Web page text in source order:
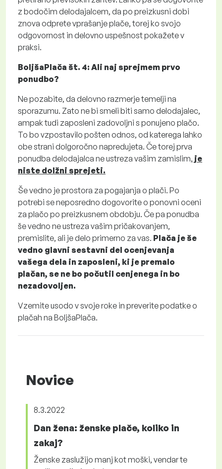
z bodočim delodajalcem, da po preizkusni dobi
znova odprete vprašanje plače, torej ko svojo
odgovornost in delovno uspešnost pokažete v
praksi.
BoljšaPlača št. 4: Ali naj sprejmem prvo
ponudbo?
Ne pozabite, da delovno razmerje temelji na
sporazumu. Zato ne bi smeli biti samo delodajalec,
ampak tudi zaposleni zadovoljni s ponujeno plačo.
To bo vzpostavilo pošten odnos, od katerega lahko
obe strani dolgoročno napredujeta. Če torej prva
ponudba delodajalca ne ustreza vašim zamislim, je
niste dolžni sprejeti.
Še vedno je prostora za pogajanja o plači. Po
potrebi se neposredno dogovorite o ponovni oceni
za plačo po preizkusnem obdobju. Če pa ponudba
še vedno ne ustreza vašim pričakovanjem,
premislite, ali je delo primerno za vas. Plača je še
vedno glavni sestavni del ocenjevanja
vašega dela in zaposleni, ki je premalo
plačan, se ne bo počutil cenjenega in bo
nezadovoljen.
Vzemite usodo v svoje roke in preverite podatke o
plačah na BoljšaPlača.
Novice
8.3.2022
Dan žena: ženske plače, koliko in
zakaj?
Ženske zaslužijo manj kot moški, vendar te